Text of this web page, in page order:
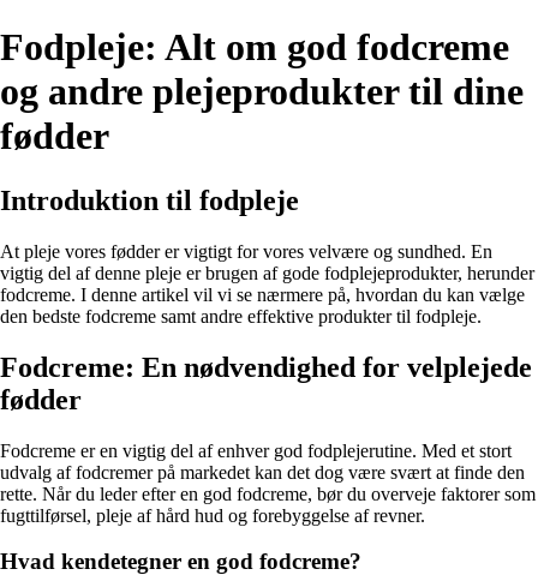
Fodpleje: Alt om god fodcreme
og andre plejeprodukter til dine
fødder
Introduktion til fodpleje
At pleje vores fødder er vigtigt for vores velvære og sundhed. En
vigtig del af denne pleje er brugen af gode fodplejeprodukter, herunder
fodcreme. I denne artikel vil vi se nærmere på, hvordan du kan vælge
den bedste fodcreme samt andre effektive produkter til fodpleje.
Fodcreme: En nødvendighed for velplejede
fødder
Fodcreme er en vigtig del af enhver god fodplejerutine. Med et stort
udvalg af fodcremer på markedet kan det dog være svært at finde den
rette. Når du leder efter en god fodcreme, bør du overveje faktorer som
fugttilførsel, pleje af hård hud og forebyggelse af revner.
Hvad kendetegner en god fodcreme?